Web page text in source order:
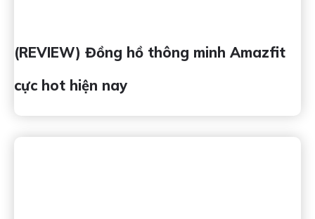
(REVIEW) Đồng hồ thông minh Amazfit
cực hot hiện nay